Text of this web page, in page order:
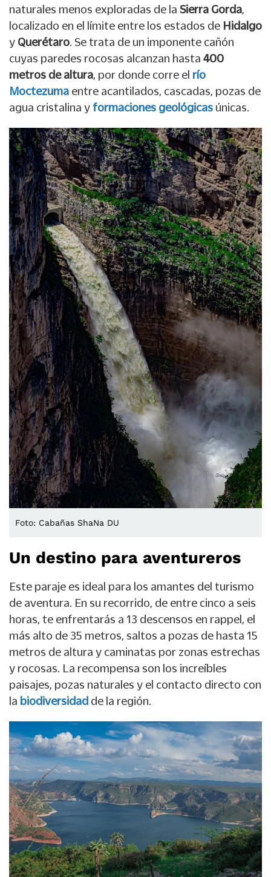
naturales menos exploradas de la Sierra Gorda,
localizado en el límite entre los estados de Hidalgo
y Querétaro. Se trata de un imponente cañón
cuyas paredes rocosas alcanzan hasta 400
metros de altura, por donde corre el río
Moctezuma entre acantilados, cascadas, pozas de
agua cristalina y formaciones geológicas únicas.
Foto: Cabañas ShaNa DU
Un destino para aventureros
Este paraje es ideal para los amantes del turismo
de aventura. En su recorrido, de entre cinco a seis
horas, te enfrentarás a 13 descensos en rappel, el
más alto de 35 metros, saltos a pozas de hasta 15
metros de altura y caminatas por zonas estrechas
y rocosas. La recompensa son los increíbles
paisajes, pozas naturales y el contacto directo con
la biodiversidad de la región.